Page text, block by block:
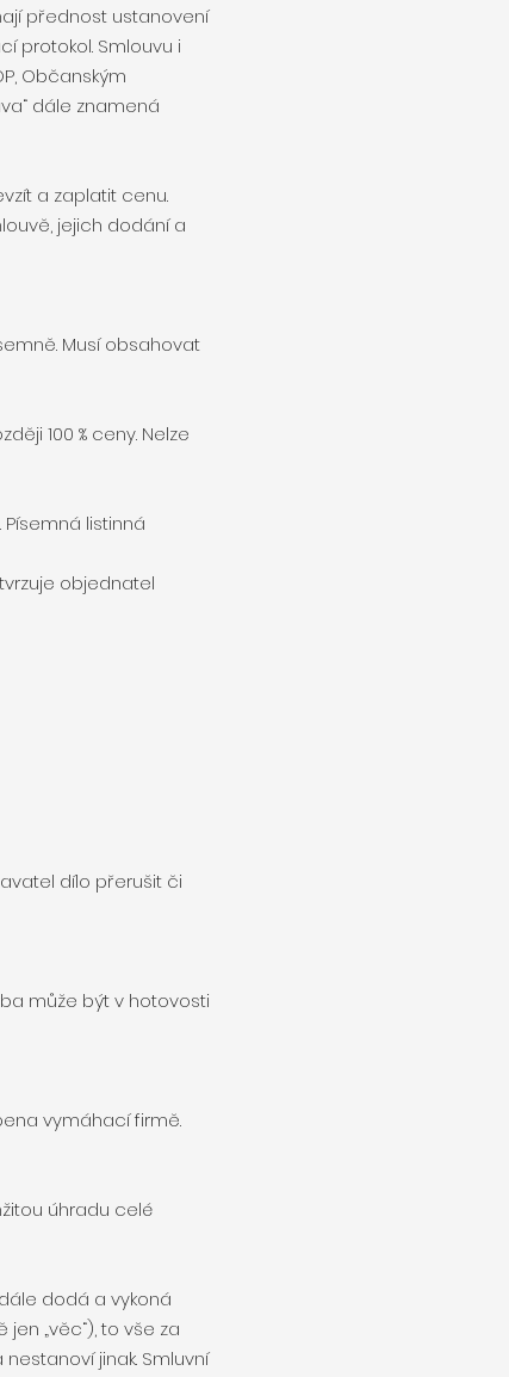
přednost ustanovení
protokol. Smlouvu i
Občanským
dále znamená
a zaplatit cenu.
jejich dodání a
Musí obsahovat
100 % ceny. Nelze
listinná
objednatel
dílo přerušit či
může být v hotovosti
vymáhací firmě.
úhradu celé
dodá a vykoná
„věc“), to vše za
jinak. Smluvní